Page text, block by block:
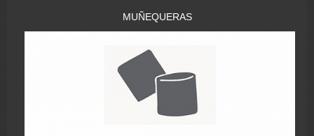
MUÑEQUERAS